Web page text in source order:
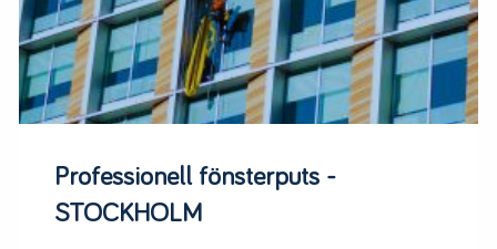
Professionell fönsterputs -
STOCKHOLM